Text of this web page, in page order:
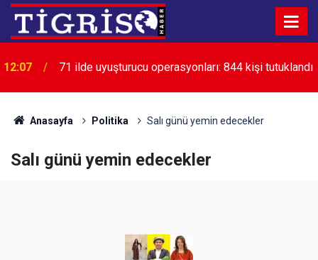
12:07 71 ilde uyuşturucu operasyonları: 844 kişi tutuklandı
Anasayfa Politika Salı günü yemin edecekler
Salı günü yemin edecekler